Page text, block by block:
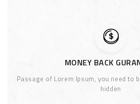
MONEY BACK
Passage of Lorem Ipsum, you need to
hidden